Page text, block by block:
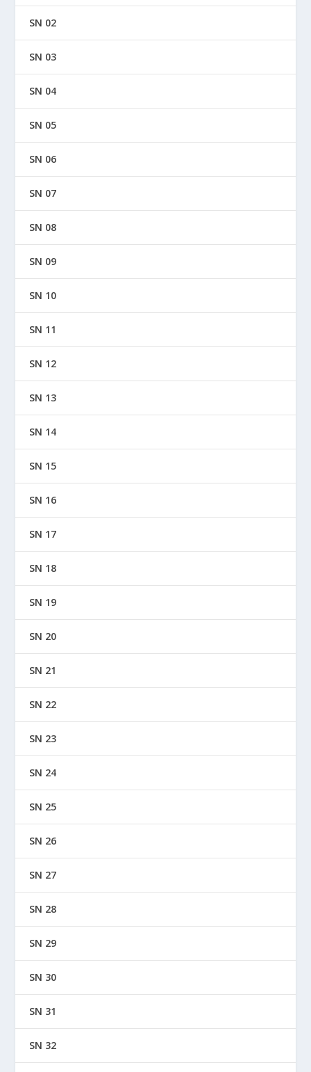
SN 02
SN 03
SN 04
SN 05
SN 06
SN 07
SN 08
SN 09
SN 10
SN 11
SN 12
SN 13
SN 14
SN 15
SN 16
SN 17
SN 18
SN 19
SN 20
SN 21
SN 22
SN 23
SN 24
SN 25
SN 26
SN 27
SN 28
SN 29
SN 30
SN 31
SN 32